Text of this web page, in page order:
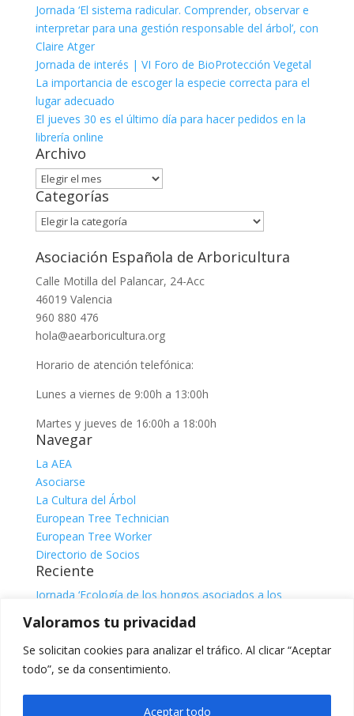
Valoramos tu privacidad
Se solicitan cookies para analizar el tráfico. Al clicar “Aceptar
todo”, se da consentimiento.
Aceptar todo
Jornada ‘El sistema radicular. Comprender, observar e
interpretar para una gestión responsable del árbol’, con
Claire Atger
Jornada de interés | VI Foro de BioProtección Vegetal
La importancia de escoger la especie correcta para el
lugar adecuado
El jueves 30 es el último día para hacer pedidos en la
librería online
Archivo
Archivo
Categorías
Categorías
Asociación Española de Arboricultura
Calle Motilla del Palancar, 24-Acc
46019 Valencia
960 880 476
hola@aearboricultura.org
Horario de atención telefónica:
Lunes a viernes de 9:00h a 13:00h
Martes y jueves de 16:00h a 18:00h
Navegar
La AEA
Asociarse
La Cultura del Árbol
European Tree Technician
European Tree Worker
Directorio de Socios
Reciente
Jornada ‘Ecología de los hongos asociados a los
árboles’
julio 31, 2026
Jornada ‘El sistema radicular. Comprender, observar e
interpretar para una gestión responsable del árbol’, con
Claire Atger julio 31, 2026